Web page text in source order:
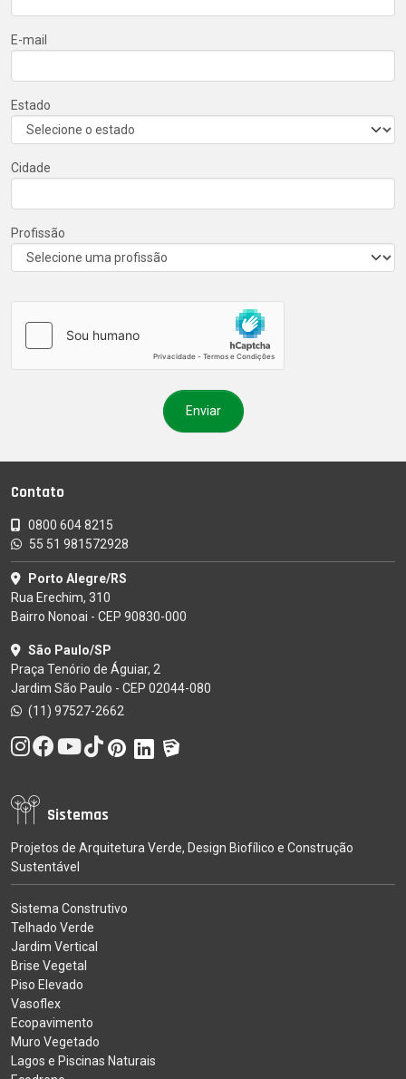
E-mail
Estado
Cidade
Profissão
Contato
0800 604 8215
55 51 981572928
Porto Alegre/RS
Rua Erechim, 310
Bairro Nonoai - CEP 90830-000
São Paulo/SP
Praça Tenório de Águiar, 2
Jardim São Paulo - CEP 02044-080
(11) 97527-2662
Sistemas
Projetos de Arquitetura Verde, Design Biofílico e Construção
Sustentável
Sistema Construtivo
Telhado Verde
Jardim Vertical
Brise Vegetal
Piso Elevado
Vasoflex
Ecopavimento
Muro Vegetado
Lagos e Piscinas Naturais